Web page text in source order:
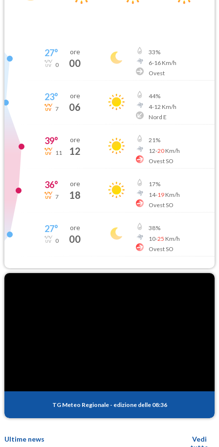
27°
0
ore
00
33%
6-16Km/h
Ovest
23°
7
ore
06
44%
4-12 Km/h
Nord E
39°
11
ore
12
21%
12-20Km/h
Ovest SO
36°
7
ore
18
17%
14-19Km/h
Ovest SO
27°
0
ore
00
38%
10-25 Km/h
Ovest SO
TG Meteo Regionale - edizione delle 08:36
Ultime news
Vedi